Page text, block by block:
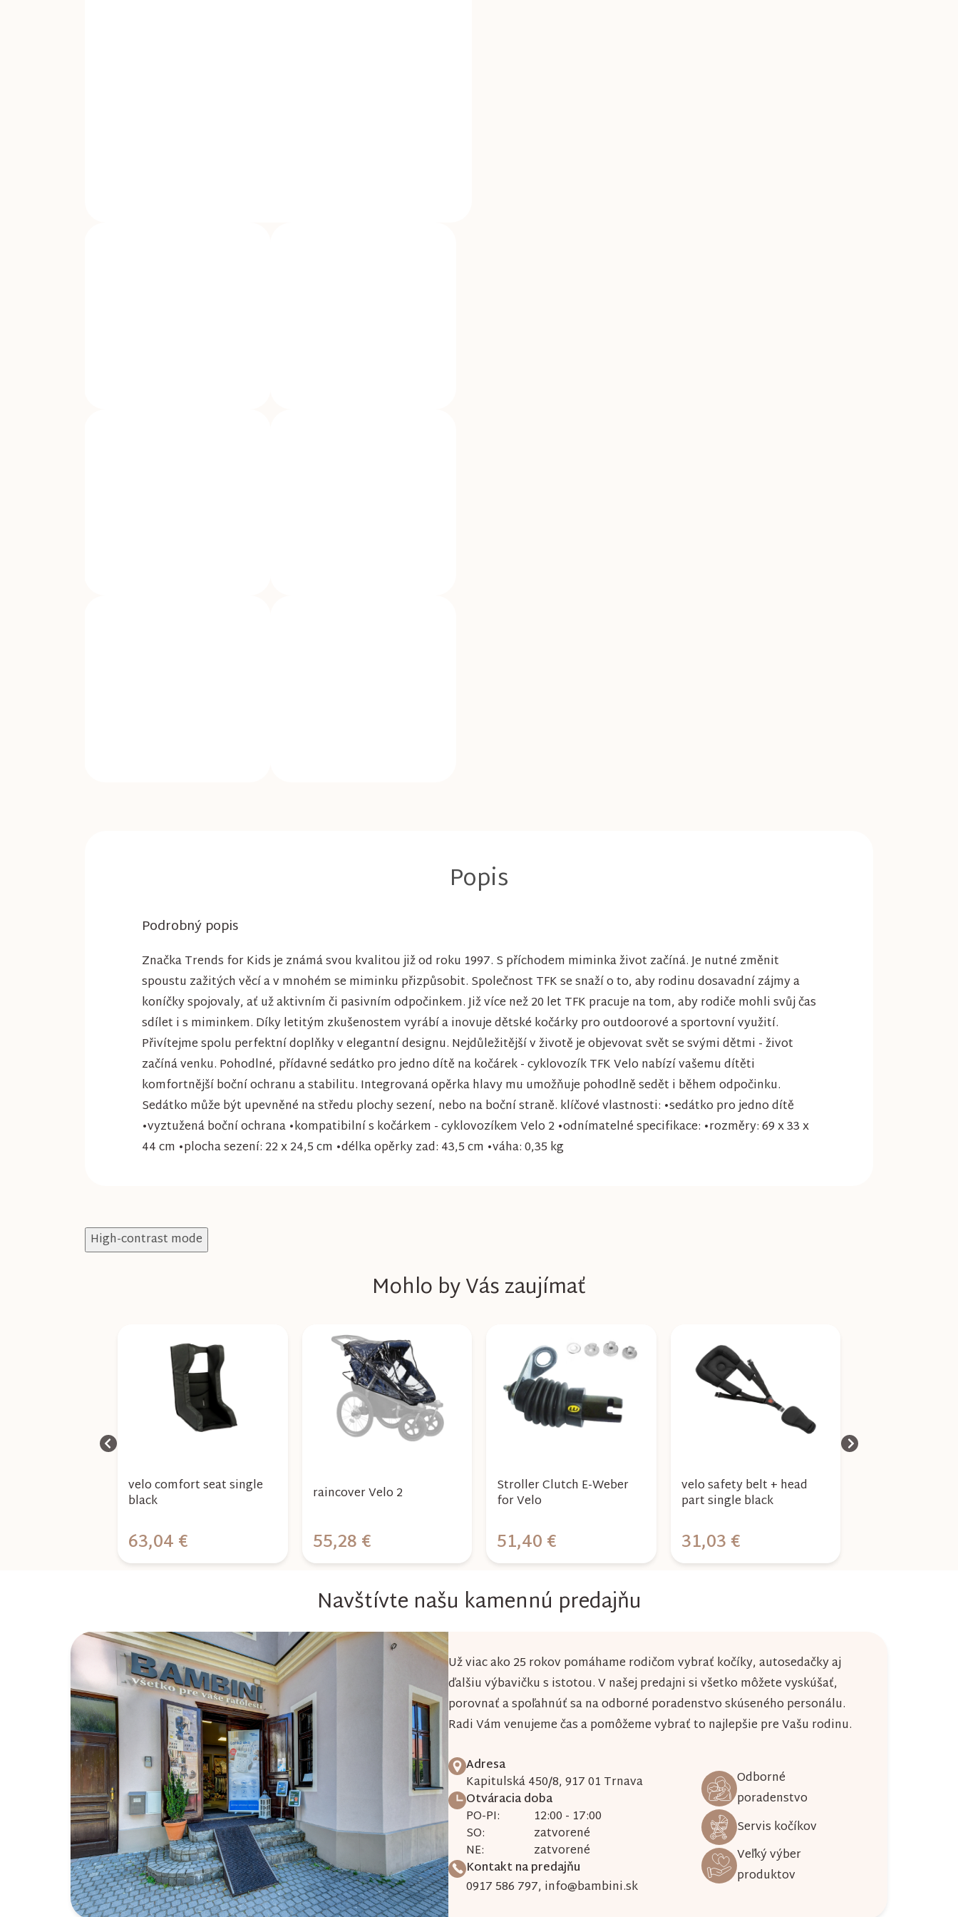
Podrobný popis
Značka Trends for Kids je známá svou kvalitou již od roku 1997. S příchodem miminka život začíná. Je nutné změnit
spoustu zažitých věcí a v mnohém se miminku přizpůsobit. Společnost TFK se snaží o to, aby rodinu dosavadní zájmy a
koníčky spojovaly, ať už aktivním či pasivním odpočinkem. Již více než 20 let TFK pracuje na tom, aby rodiče mohli svůj čas
sdílet i s miminkem. Díky letitým zkušenostem vyrábí a inovuje dětské kočárky pro outdoorové a sportovní využití.
Přivítejme spolu perfektní doplňky v elegantní designu. Nejdůležitější v životě je objevovat svět se svými dětmi - život
začíná venku. Pohodlné, přídavné sedátko pro jedno dítě na kočárek - cyklovozík TFK Velo nabízí vašemu dítěti
komfortnější boční ochranu a stabilitu. Integrovaná opěrka hlavy mu umožňuje pohodlně sedět i během odpočinku.
Sedátko může být upevněné na středu plochy sezení, nebo na boční straně. klíčové vlastnosti: •sedátko pro jedno dítě
•vyztužená boční ochrana •kompatibilní s kočárkem - cyklovozíkem Velo 2 •odnímatelné specifikace: •rozměry: 69 x 33 x
44 cm •plocha sezení: 22 x 24,5 cm •délka opěrky zad: 43,5 cm •váha: 0,35 kg
High-contrast mode
Mohlo by Vás zaujímať
velo comfort seat single
black
63,04 €
raincover Velo 2
55,28 €
Stroller Clutch E-Weber
for Velo
51,40 €
velo safety belt + head
part single black
31,03 €
Navštívte našu kamennú predajňu
Už viac ako 25 rokov pomáhame rodičom vybrať kočíky, autosedačky aj
ďalšiu výbavičku s istotou. V našej predajni si všetko môžete vyskúšať,
porovnať a spoľahnúť sa na odborné poradenstvo skúseného personálu.
Radi Vám venujeme čas a pomôžeme vybrať to najlepšie pre Vašu rodinu.
Adresa
Kapitulská 450/8, 917 01 Trnava
Otváracia doba
PO-PI:
12:00 - 17:00
SO:
zatvorené
NE:
zatvorené
Kontakt na predajňu
0917 586 797, info@bambini.sk
Odborné
poradenstvo
Servis kočíkov
Veľký výber
produktov